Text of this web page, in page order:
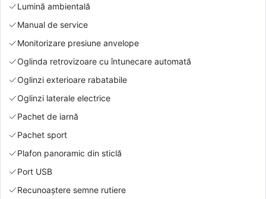
Lumină ambientală
Manual de service
Monitorizare presiune anvelope
Oglinda retrovizoare cu întunecare automată
Oglinzi exterioare rabatabile
Oglinzi laterale electrice
Pachet de iarnă
Pachet sport
Plafon panoramic din sticlă
Port USB
Recunoaștere semne rutiere